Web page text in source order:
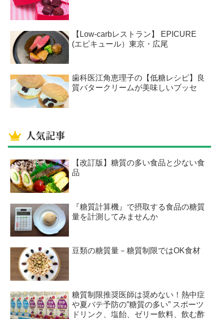
【Low-carbレストラン】 EPICURE
(エピキュール）東京・広尾
歯科医江角恵理子の【低糖レシピ】良
質バタークリームが美味しいブッセ
人気記事
【改訂版】糖質の多い食品と少ない食
品
『糖質計算機』で摂取する食品の糖質
量を計測してみませんか
豆類の糖質量－糖質制限ではOK食材
糖質制限推奨医師は奨めない！熱中症
や夏バテ予防の”糖質の多い” スポーツ
ドリンク、塩飴、ゼリー飲料、飲む酢